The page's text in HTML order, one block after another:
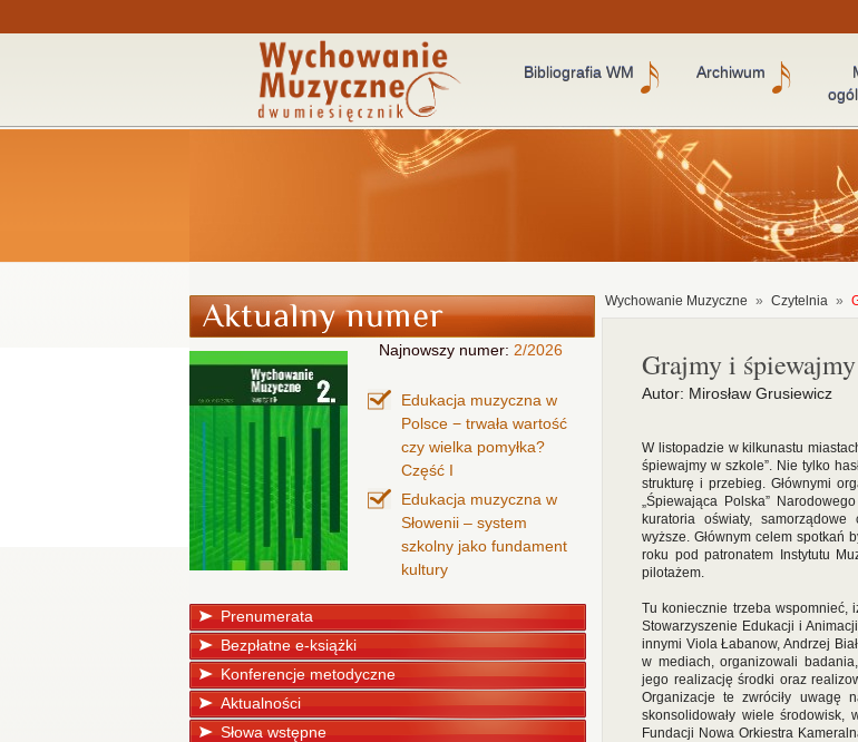
Bibliografia WM Archiwum
Najnowszy numer: 2/2026
Edukacja muzyczna w
Polsce − trwała wartość
czy wielka pomyłka?
Część I
Edukacja muzyczna w
Słowenii – system
szkolny jako fundament
kultury
Prenumerata
Bezpłatne e-książki
Konferencje metodyczne
Aktualności
Słowa wstępne
Wychowanie Muzyczne » Czytelnia »
Grajmy i
Autor: Mirosław Grusiewicz
W listopadzie w kilkunastu
śpiewajmy w szkole”. Nie tylko
strukturę i przebieg. Głównymi
„Śpiewająca Polska”
kuratoria oświaty,
wyższe. Głównym celem spotkań
roku pod patronatem Instytutu
pilotażem.
Tu koniecznie trzeba wspomnieć,
Stowarzyszenie Edukacji i
innymi Viola Łabanow, Andrzej
w mediach, organizowali
jego realizację środki oraz
Organizacje te zwróciły uwagę
skonsolidowały wiele środowisk,
Fundacji Nowa Orkiestra